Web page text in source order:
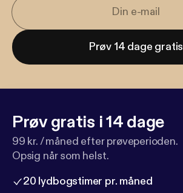
Prøv 14 dage gratis
Prøv gratis i 14 dage
99 kr. / måned efter prøveperioden.
Opsig når som helst.
20 lydbogstimer pr. måned